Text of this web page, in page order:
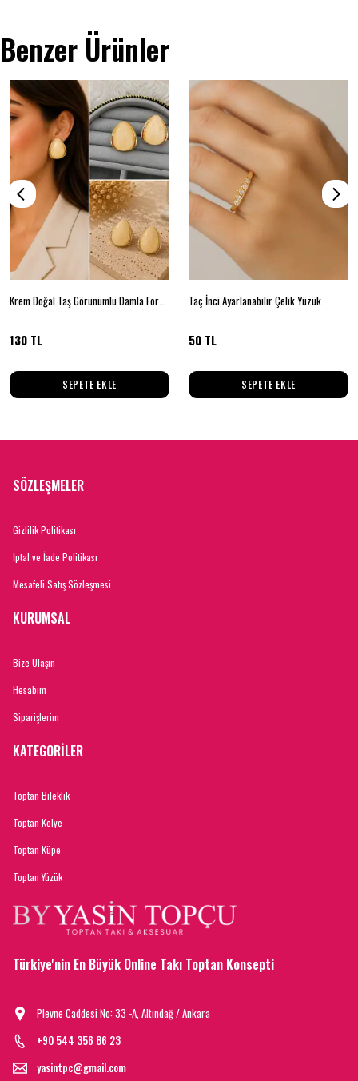
Benzer Ürünler
Krem Doğal Taş Görünümlü Damla Form Gold Detaylı Küpe
130 TL
SEPETE EKLE
Taç İnci Ayarlanabilir Çelik Yüzük
50 TL
SEPETE EKLE
SÖZLEŞMELER
Gizlilik Politikası
İptal ve İade Politikası
Mesafeli Satış Sözleşmesi
KURUMSAL
Bize Ulaşın
Hesabım
Siparişlerim
KATEGORİLER
Toptan Bileklik
Toptan Kolye
Toptan Küpe
Toptan Yüzük
Türkiye'nin En Büyük Online Takı Toptan Konsepti
Plevne Caddesi No: 33 -A, Altındağ / Ankara
+90 544 356 86 23
yasintpc@gmail.com